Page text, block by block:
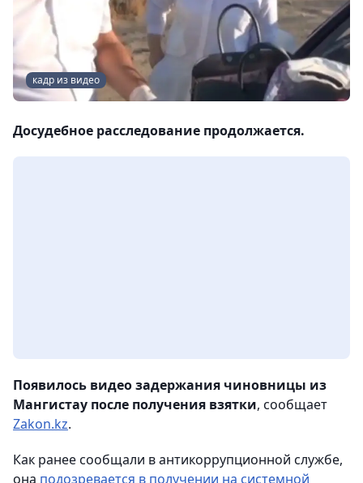
кадр из видео
Досудебное расследование продолжается.
Появилось видео задержания чиновницы из
Мангистау после получения взятки, сообщает
Zakon.kz.
Как ранее сообщали в антикоррупционной службе,
она подозревается в получении на системной